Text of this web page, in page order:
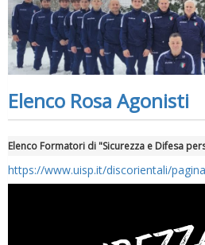
Elenco Rosa Agonisti
Elenco Formatori di "Sicurezza e Difesa
https://www.uisp.it/discorientali/